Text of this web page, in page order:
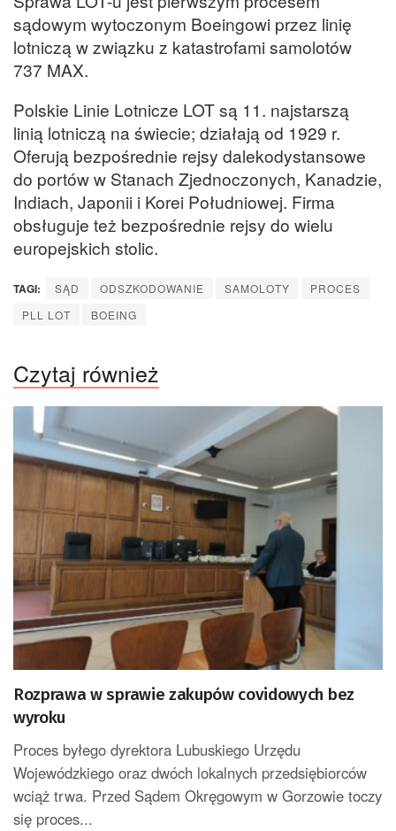
sądowym wytoczonym Boeingowi przez linię
lotniczą w związku z katastrofami samolotów
737 MAX.
Polskie Linie Lotnicze LOT są 11. najstarszą
linią lotniczą na świecie; działają od 1929 r.
Oferują bezpośrednie rejsy dalekodystansowe
do portów w Stanach Zjednoczonych, Kanadzie,
Indiach, Japonii i Korei Południowej. Firma
obsługuje też bezpośrednie rejsy do wielu
europejskich stolic.
TAGI: SĄD ODSZKODOWANIE SAMOLOTY
PROCES
PLL LOT
BOEING
Czytaj również
Rozprawa w sprawie zakupów covidowych bez
wyroku
Proces byłego dyrektora Lubuskiego Urzędu
Wojewódzkiego oraz dwóch lokalnych przedsiębiorców
wciąż trwa. Przed Sądem Okręgowym w Gorzowie toczy
się proces...